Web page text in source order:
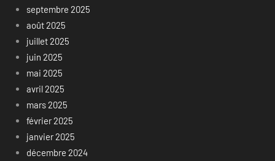
septembre 2025
août 2025
juillet 2025
juin 2025
mai 2025
avril 2025
mars 2025
février 2025
janvier 2025
décembre 2024